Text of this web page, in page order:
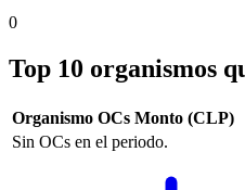
0
Top 10 organismos
Organismo OCs Monto (CLP)
Sin OCs en el periodo.